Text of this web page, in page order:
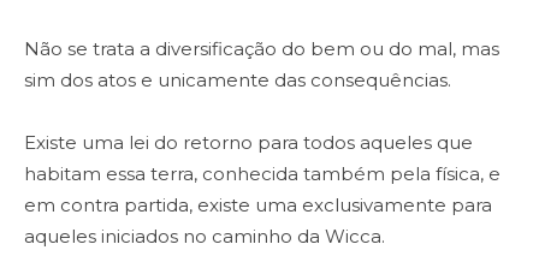
Não se trata a diversificação do bem ou do mal, mas
sim dos atos e unicamente das consequências.
Existe uma lei do retorno para todos aqueles que
habitam essa terra, conhecida também pela física, e
em contra partida, existe uma exclusivamente para
aqueles iniciados no caminho da Wicca.